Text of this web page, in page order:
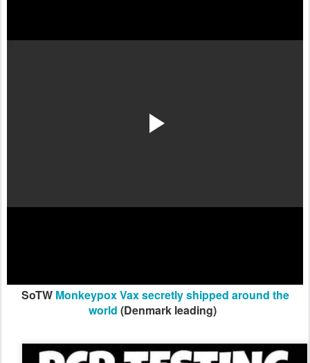
SoTW Monkeypox Vax secretly shipped around the
world (Denmark leading)